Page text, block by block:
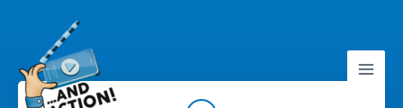
content